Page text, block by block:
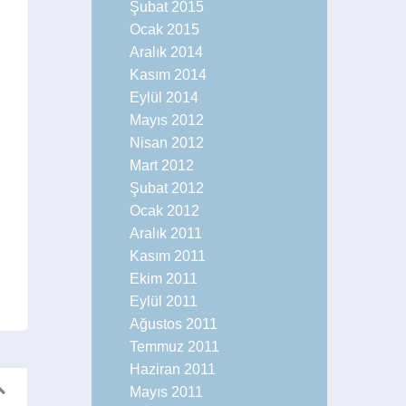
Şubat 2015
Ocak 2015
Aralık 2014
Kasım 2014
Eylül 2014
Mayıs 2012
Nisan 2012
Mart 2012
Şubat 2012
Ocak 2012
Aralık 2011
Kasım 2011
Ekim 2011
Eylül 2011
Ağustos 2011
Temmuz 2011
Haziran 2011
Mayıs 2011